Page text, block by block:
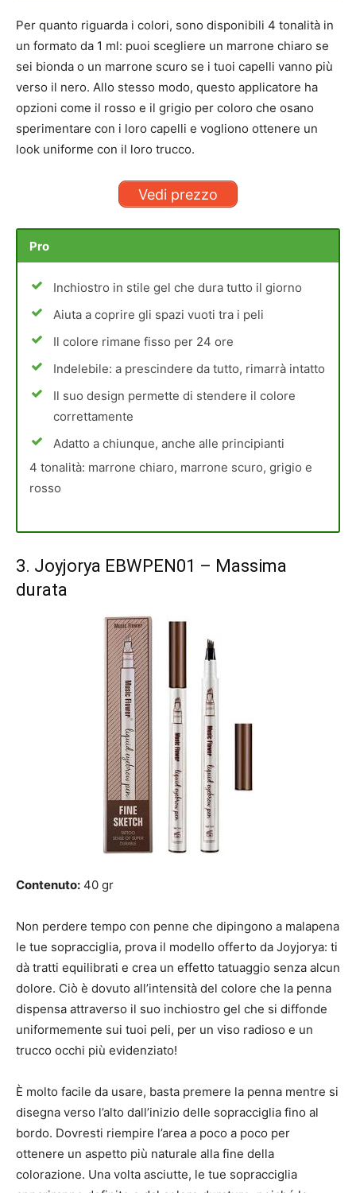
Per quanto riguarda i colori, sono disponibili 4 tonalità in
un formato da 1 ml: puoi scegliere un marrone chiaro se
sei bionda o un marrone scuro se i tuoi capelli vanno più
verso il nero. Allo stesso modo, questo applicatore ha
opzioni come il rosso e il grigio per coloro che osano
sperimentare con i loro capelli e vogliono ottenere un
look uniforme con il loro trucco.
Vedi prezzo
Pro
Inchiostro in stile gel che dura tutto il giorno
Aiuta a coprire gli spazi vuoti tra i peli
Il colore rimane fisso per 24 ore
Indelebile: a prescindere da tutto, rimarrà intatto
Il suo design permette di stendere il colore
correttamente
Adatto a chiunque, anche alle principianti
4 tonalità: marrone chiaro, marrone scuro, grigio e
rosso
3. Joyjorya EBWPEN01 – Massima
durata
Contenuto: 40 gr
Non perdere tempo con penne che dipingono a malapena
le tue sopracciglia, prova il modello offerto da Joyjorya: ti
dà tratti equilibrati e crea un effetto tatuaggio senza alcun
dolore. Ciò è dovuto all’intensità del colore che la penna
dispensa attraverso il suo inchiostro gel che si diffonde
uniformemente sui tuoi peli, per un viso radioso e un
trucco occhi più evidenziato!
È molto facile da usare, basta premere la penna mentre si
disegna verso l’alto dall’inizio delle sopracciglia fino al
bordo. Dovresti riempire l’area a poco a poco per
ottenere un aspetto più naturale alla fine della
colorazione. Una volta asciutte, le tue sopracciglia